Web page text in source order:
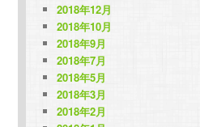
2018年12月
2018年10月
2018年9月
2018年7月
2018年5月
2018年3月
2018年2月